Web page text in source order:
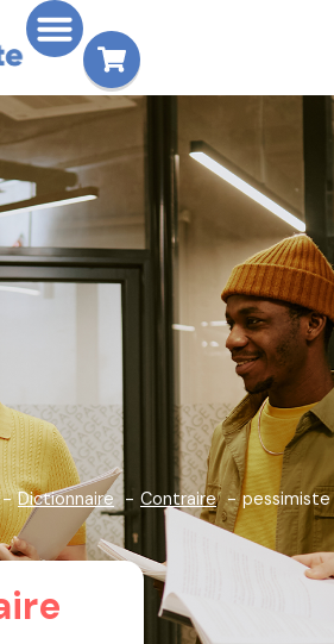
Dictionnaire Contraire pessimiste